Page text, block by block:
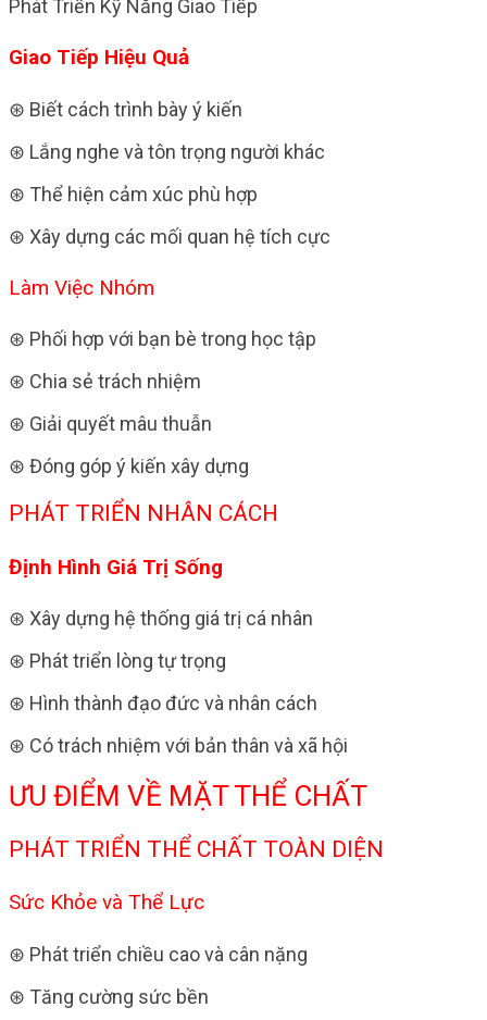
Phát Triển Kỹ Năng Giao Tiếp
Giao Tiếp Hiệu Quả
⊛ Biết cách trình bày ý kiến
⊛ Lắng nghe và tôn trọng người khác
⊛ Thể hiện cảm xúc phù hợp
⊛ Xây dựng các mối quan hệ tích cực
Làm Việc Nhóm
⊛ Phối hợp với bạn bè trong học tập
⊛ Chia sẻ trách nhiệm
⊛ Giải quyết mâu thuẫn
⊛ Đóng góp ý kiến xây dựng
PHÁT TRIỂN NHÂN CÁCH
Định Hình Giá Trị Sống
⊛ Xây dựng hệ thống giá trị cá nhân
⊛ Phát triển lòng tự trọng
⊛ Hình thành đạo đức và nhân cách
⊛ Có trách nhiệm với bản thân và xã hội
ƯU ĐIỂM VỀ MẶT THỂ CHẤT
PHÁT TRIỂN THỂ CHẤT TOÀN DIỆN
Sức Khỏe và Thể Lực
⊛ Phát triển chiều cao và cân nặng
⊛ Tăng cường sức bền